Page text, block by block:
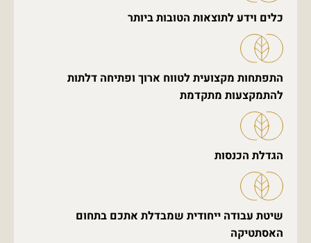
כלים וידע לתוצאות הטובות ביותר
התפתחות מקצועית לטווח ארוך ופתיחה דלתות
להתמקצעות מתקדמת
הגדלת הכנסות
שיטת עבודה ייחודית שמבדלת אתכם בתחום
האסתטיקה